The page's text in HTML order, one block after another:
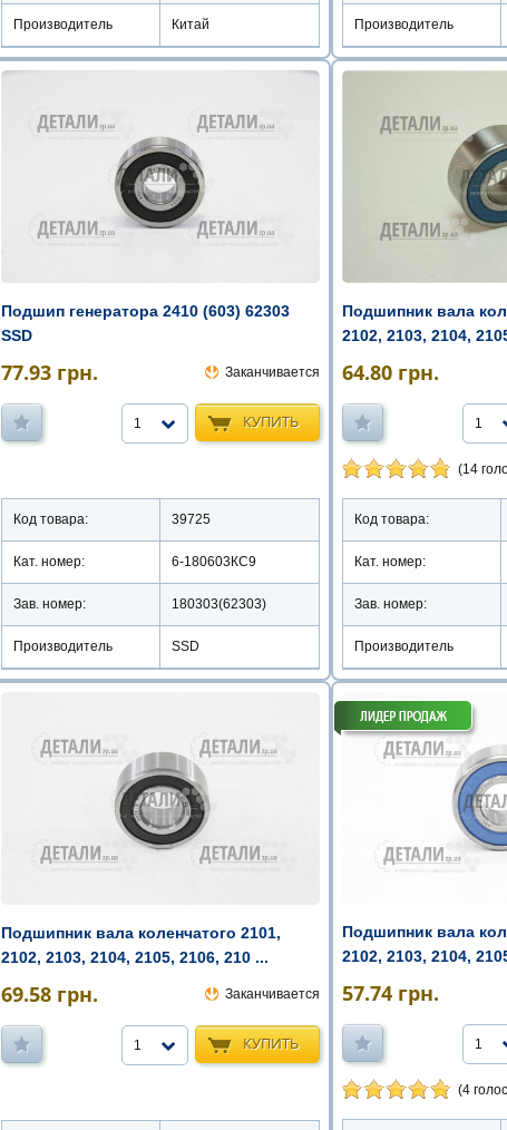
Производитель Китай Производитель
Подшип генератора 2410 (603) 62303
SSD
77.93 грн. Заканчивается
КУПИТЬ
1
Код товара: 39725
Кат. номер: 6-180603КС9
Зав. номер: 180303(62303)
Производитель SSD
Подшипник вала
2102, 2103, 2104,
64.80 грн.
1
(14
Код товара:
Кат. номер:
Зав. номер:
Производитель
Подшипник вала коленчатого 2101,
2102, 2103, 2104, 2105, 2106, 210 ...
69.58 грн. Заканчивается
КУПИТЬ
1
Подшипник вала
2102, 2103, 2104,
57.74 грн.
1
(4